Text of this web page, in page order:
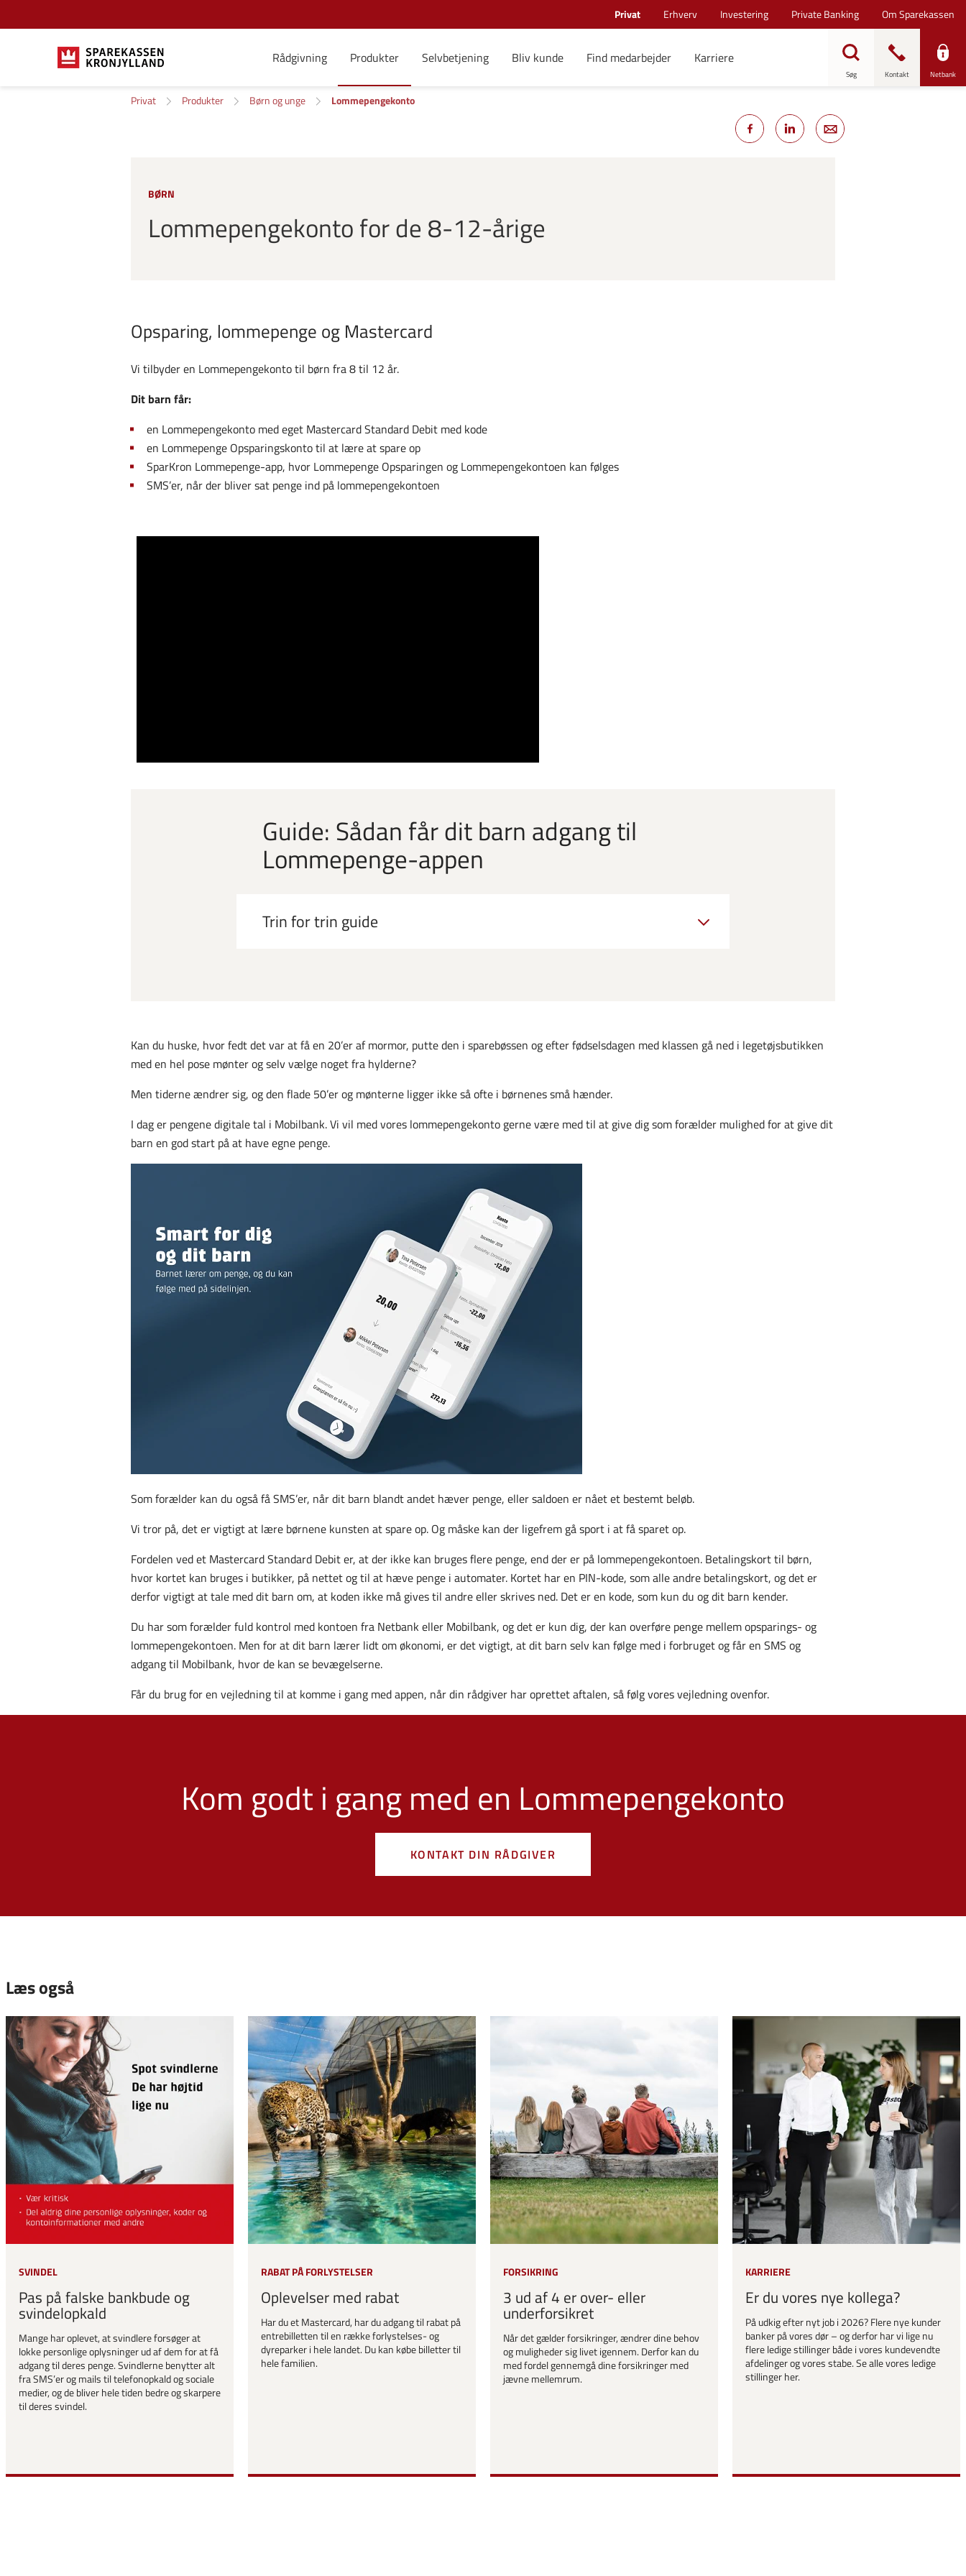
Privat Erhverv Investering Private Banking Om Sparekassen
Rådgivning Produkter Selvbetjening Bliv kunde Find medarbejder Karriere
Søg Kontakt Netbank
Privat Produkter Børn og unge Lommepengekonto
BØRN
Lommepengekonto for de 8-12-årige
Opsparing, lommepenge og Mastercard
Vi tilbyder en Lommepengekonto til børn fra 8 til 12 år.
Dit barn får:
en Lommepengekonto med eget Mastercard Standard Debit med kode
en Lommepenge Opsparingskonto til at lære at spare op
SparKron Lommepenge-app, hvor Lommepenge Opsparingen og Lommepengekontoen kan følges
SMS’er, når der bliver sat penge ind på lommepengekontoen
Guide: Sådan får dit barn adgang til
Lommepenge-appen
Trin for trin guide
Kan du huske, hvor fedt det var at få en 20’er af mormor, putte den i sparebøssen og efter fødselsdagen med klassen gå ned i legetøjsbutikken
med en hel pose mønter og selv vælge noget fra hylderne?
Men tiderne ændrer sig, og den flade 50’er og mønterne ligger ikke så ofte i børnenes små hænder.
I dag er pengene digitale tal i Mobilbank. Vi vil med vores lommepengekonto gerne være med til at give dig som forælder mulighed for at give dit
barn en god start på at have egne penge.
Som forælder kan du også få SMS’er, når dit barn blandt andet hæver penge, eller saldoen er nået et bestemt beløb.
Vi tror på, det er vigtigt at lære børnene kunsten at spare op. Og måske kan der ligefrem gå sport i at få sparet op.
Fordelen ved et Mastercard Standard Debit er, at der ikke kan bruges flere penge, end der er på lommepengekontoen. Betalingskort til børn,
hvor kortet kan bruges i butikker, på nettet og til at hæve penge i automater. Kortet har en PIN-kode, som alle andre betalingskort, og det er
derfor vigtigt at tale med dit barn om, at koden ikke må gives til andre eller skrives ned. Det er en kode, som kun du og dit barn kender.
Du har som forælder fuld kontrol med kontoen fra Netbank eller Mobilbank, og det er kun dig, der kan overføre penge mellem opsparings- og
lommepengekontoen. Men for at dit barn lærer lidt om økonomi, er det vigtigt, at dit barn selv kan følge med i forbruget og får en SMS og
adgang til Mobilbank, hvor de kan se bevægelserne.
Får du brug for en vejledning til at komme i gang med appen, når din rådgiver har oprettet aftalen, så følg vores vejledning ovenfor.
Kom godt i gang med en Lommepengekonto
KONTAKT DIN RÅDGIVER
Læs også
SVINDEL
Pas på falske bankbude og
svindelopkald
Mange har oplevet, at svindlere forsøger at
lokke personlige oplysninger ud af dem for at få
adgang til deres penge. Svindlerne benytter alt
fra SMS’er og mails til telefonopkald og sociale
medier, og de bliver hele tiden bedre og skarpere
til deres svindel.
RABAT PÅ FORLYSTELSER
Oplevelser med rabat
Har du et Mastercard, har du adgang til rabat på
entrebilletten til en række forlystelses- og
dyreparker i hele landet. Du kan købe billetter til
hele familien.
FORSIKRING
3 ud af 4 er over- eller
underforsikret
Når det gælder forsikringer, ændrer dine behov
og muligheder sig livet igennem. Derfor kan du
med fordel gennemgå dine forsikringer med
jævne mellemrum.
KARRIERE
Er du vores nye kollega?
På udkig efter nyt job i 2026? Flere nye kunder
banker på vores dør – og derfor har vi lige nu
flere ledige stillinger både i vores kundevendte
afdelinger og vores stabe. Se alle vores ledige
stillinger her.